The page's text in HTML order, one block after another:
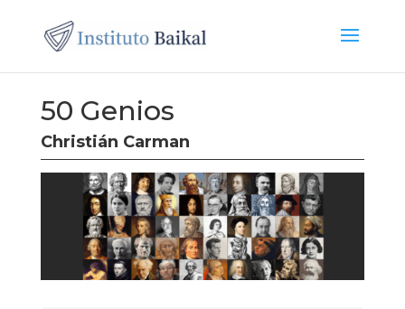
50 Genios
Christián Carman